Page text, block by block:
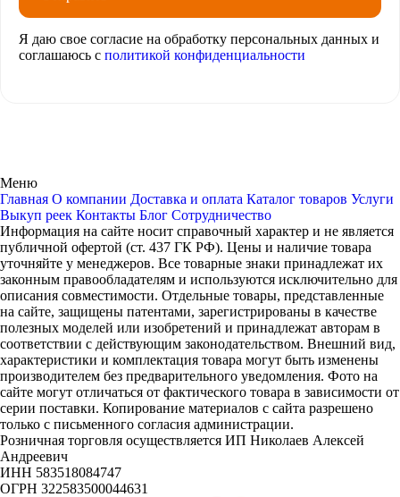
Я даю свое согласие на обработку персональных данных и
соглашаюсь с политикой конфиденциальности
Меню
Главная О компании Доставка и оплата Каталог товаров Услуги
Выкуп реек Контакты Блог Сотрудничество
Информация на сайте носит справочный характер и не является
публичной офертой (ст. 437 ГК РФ). Цены и наличие товара
уточняйте у менеджеров. Все товарные знаки принадлежат их
законным правообладателям и используются исключительно для
описания совместимости. Отдельные товары, представленные
на сайте, защищены патентами, зарегистрированы в качестве
полезных моделей или изобретений и принадлежат авторам в
соответствии с действующим законодательством. Внешний вид,
характеристики и комплектация товара могут быть изменены
производителем без предварительного уведомления. Фото на
сайте могут отличаться от фактического товара в зависимости от
серии поставки. Копирование материалов с сайта разрешено
только с письменного согласия администрации.
Розничная торговля осуществляется ИП Николаев Алексей
Андреевич
ИНН 583518084747
ОГРН 322583500044631